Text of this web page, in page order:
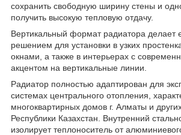
сохранить свободную ширину стены и
получить высокую тепловую отдачу.
Вертикальный формат радиатора делает
решением для установки в узких
окнами, а также в интерьерах с
акцентом на вертикальные линии.
Радиатор полностью адаптирован для
системах центрального отопления,
многоквартирных домов г. Алматы и
Республики Казахстан. Внутренний
изолирует теплоноситель от